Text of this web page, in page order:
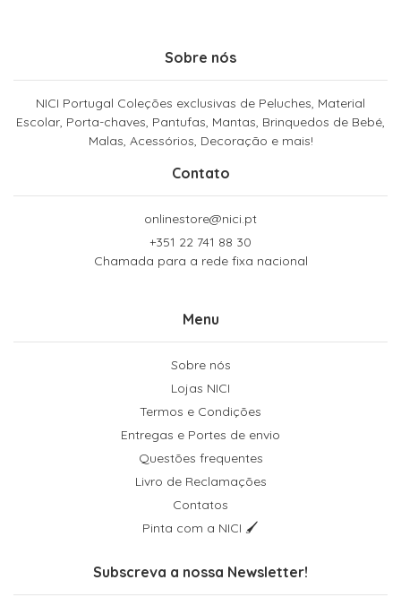
Sobre nós
NICI Portugal Coleções exclusivas de Peluches, Material
Escolar, Porta-chaves, Pantufas, Mantas, Brinquedos de Bebé,
Malas, Acessórios, Decoração e mais!
Contato
onlinestore@nici.pt
+351 22 741 88 30
Chamada para a rede fixa nacional
Menu
Sobre nós
Lojas NICI
Termos e Condições
Entregas e Portes de envio
Questões frequentes
Livro de Reclamações
Contatos
Pinta com a NICI 🖌
Subscreva a nossa Newsletter!